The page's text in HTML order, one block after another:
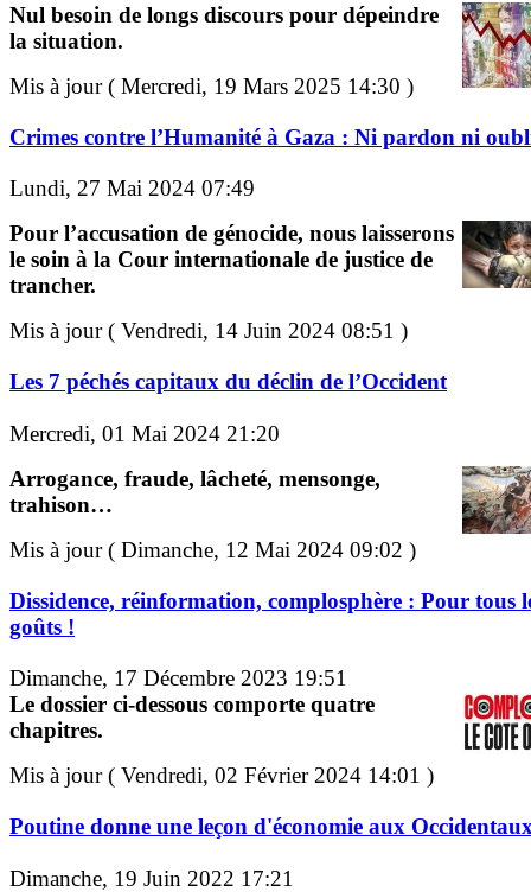
Nul besoin de longs discours pour dépeindre
la situation.
Mis à jour ( Mercredi, 19 Mars 2025 14:30 )
Crimes contre l’Humanité à Gaza : Ni pardon ni
Lundi, 27 Mai 2024 07:49
Pour l’accusation de génocide, nous laisserons
le soin à la Cour internationale de justice de
trancher.
Mis à jour ( Vendredi, 14 Juin 2024 08:51 )
Les 7 péchés capitaux du déclin de l’Occident
Mercredi, 01 Mai 2024 21:20
Arrogance, fraude, lâcheté, mensonge,
trahison…
Mis à jour ( Dimanche, 12 Mai 2024 09:02 )
Dissidence, réinformation, complosphère : Pour tous
goûts !
Dimanche, 17 Décembre 2023 19:51
Le dossier ci-dessous comporte quatre
chapitres.
Mis à jour ( Vendredi, 02 Février 2024 14:01 )
Poutine donne une leçon d'économie aux
Dimanche, 19 Juin 2022 17:21